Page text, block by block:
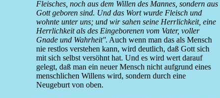
Fleisches, noch aus dem Willen des Mannes, sondern aus
Gott geboren sind. Und das Wort wurde Fleisch und
wohnte unter uns; und wir sahen seine Herrlichkeit, eine
Herrlichkeit als des Eingeborenen vom Vater, voller
Gnade und Wahrheit''. Auch wenn man das als Mensch
nie restlos verstehen kann, wird deutlich, daß Gott sich
mit sich selbst versöhnt hat. Und es wird wert darauf
gelegt, daß man ein neuer Mensch nicht aufgrund eines
menschlichen Willens wird, sondern durch eine
Neugeburt von oben.